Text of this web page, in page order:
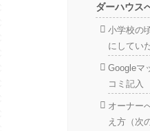
ダーハウス
小学校の
にしてい
Googleマ
コミ記入
オーナー
え方（次